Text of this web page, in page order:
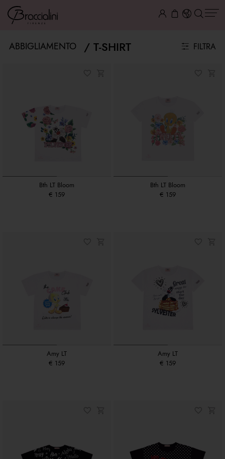
ABBIGLIAMENTO T-SHIRT FILTRA
Bth LT Bloom
€ 159
Bth LT Bloom
€ 159
Amy LT
€ 159
Amy LT
€ 159